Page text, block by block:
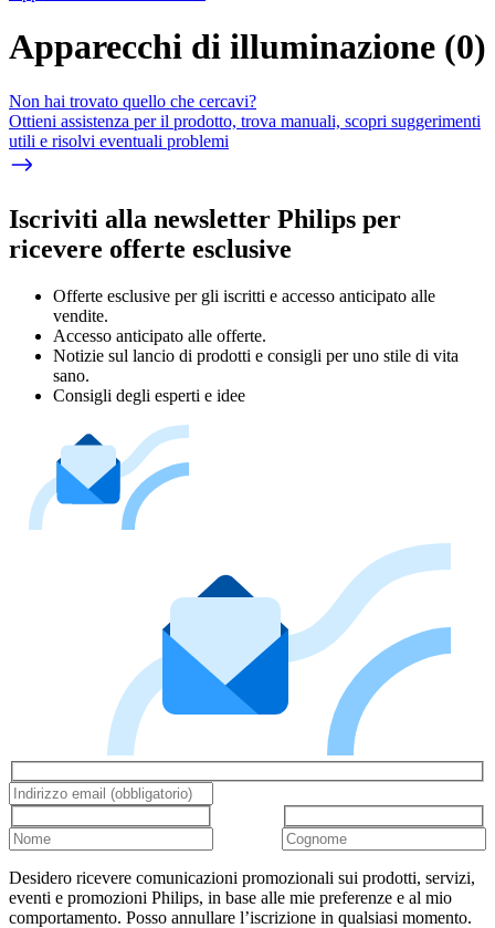
Apparecchi di illuminazione (0)
Non hai trovato quello che cercavi?
Ottieni assistenza per il prodotto, trova manuali, scopri suggerimenti
utili e risolvi eventuali problemi
Iscriviti alla newsletter Philips per
ricevere offerte esclusive
Offerte esclusive per gli iscritti e accesso anticipato alle
vendite.
Accesso anticipato alle offerte.
Notizie sul lancio di prodotti e consigli per uno stile di vita
sano.
Consigli degli esperti e idee
Desidero ricevere comunicazioni promozionali sui prodotti, servizi,
eventi e promozioni Philips, in base alle mie preferenze e al mio
comportamento. Posso annullare l’iscrizione in qualsiasi momento.